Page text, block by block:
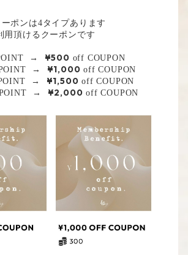
ポンは4タイプあります
頂けるクーポンです
→ ¥500 off COUPON
POINT → ¥1,000 off COUPON
POINT → ¥1,500 off COUPON
POINT → ¥2,000 off COUPON